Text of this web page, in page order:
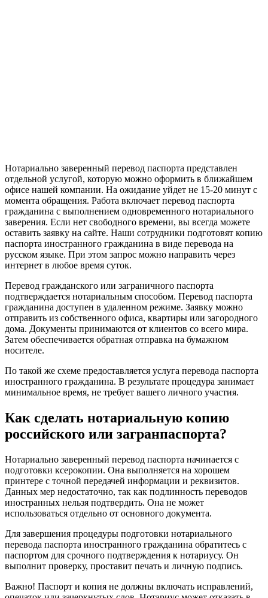
Нотариально заверенный перевод паспорта представлен
отдельной услугой, которую можно оформить в ближайшем
офисе нашей компании. На ожидание уйдет не 15-20 минут с
момента обращения. Работа включает перевод паспорта
гражданина с выполнением одновременного нотариального
заверения. Если нет свободного времени, вы всегда можете
оставить заявку на сайте. Наши сотрудники подготовят копию
паспорта иностранного гражданина в виде перевода на
русском языке. При этом запрос можно направить через
интернет в любое время суток.
Перевод гражданского или заграничного паспорта
подтверждается нотариальным способом. Перевод паспорта
гражданина доступен в удаленном режиме. Заявку можно
отправить из собственного офиса, квартиры или загородного
дома. Документы принимаются от клиентов со всего мира.
Затем обеспечивается обратная отправка на бумажном
носителе.
По такой же схеме предоставляется услуга перевода паспорта
иностранного гражданина. В результате процедура занимает
минимальное время, не требует вашего личного участия.
Как сделать нотариальную копию
российского или загранпаспорта?
Нотариально заверенный перевод паспорта начинается с
подготовки ксерокопии. Она выполняется на хорошем
принтере с точной передачей информации и реквизитов.
Данных мер недостаточно, так как подлинность переводов
иностранных нельзя подтвердить. Она не может
использоваться отдельно от основного документа.
Для завершения процедуры подготовки нотариального
перевода паспорта иностранного гражданина обратитесь с
паспортом для срочного подтверждения к нотариусу. Он
выполнит проверку, проставит печать и личную подпись.
Важно! Паспорт и копия не должны включать исправлений,